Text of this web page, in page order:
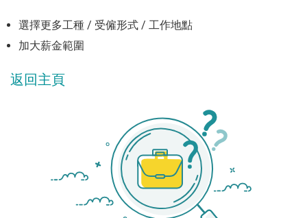
選擇更多工種 / 受僱形式 / 工作地點
加大薪金範圍
返回主頁